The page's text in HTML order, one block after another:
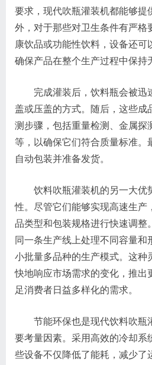
要求，现代吹瓶灌装机都能够提
外，对于那些对卫生条件有严格
康饮品或功能性饮料，设备还可
确保产品在整个生产过程中保持
完成灌装后，饮料瓶会被迅
盖或压盖的方式。随后，这些成
测步骤，包括重量检测、金属探
等，以确保它们符合质量标准。
自动包装并准备发货。
饮料吹瓶灌装机的另一大优
性。尽管它们能够实现高速生产
品类型和包装规格进行快速调整
同一条生产线上处理不同容量和
小批量多品种的生产模式。这种
快地响应市场需求的变化，推出
足消费者日益多样化的需求。
节能环保也是现代饮料吹瓶
要考量因素。采用高效的冷却系
些设备不仅降低了能耗，减少了